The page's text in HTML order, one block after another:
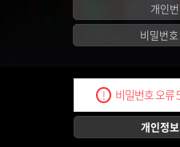
개인
비밀번
! 비밀번호 오류
개인정